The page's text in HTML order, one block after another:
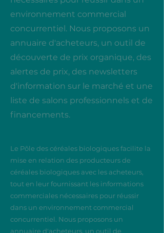
environnement commercial
concurrentiel. Nous proposons un
annuaire d'acheteurs, un outil de
découverte de prix organique, des
alertes de prix, des newsletters
d'information sur le marché et une
liste de salons professionnels et de
financements.
Le Pôle des céréales biologiques facilite la
mise en relation des producteurs de
céréales biologiques avec les acheteurs,
tout en leur fournissant les informations
commerciales nécessaires pour réussir
dans un environnement commercial
concurrentiel. Nous proposons un
annuaire d'acheteurs, un outil de